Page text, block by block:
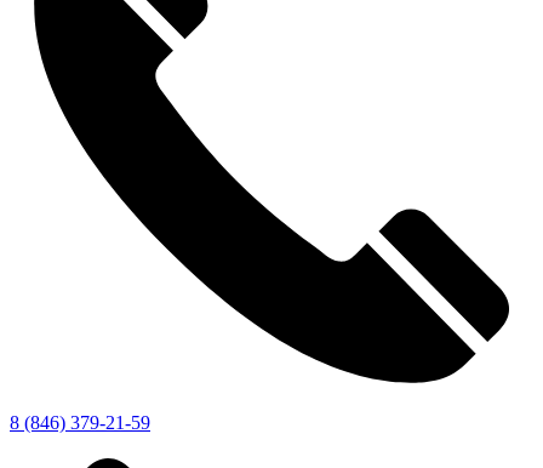
8 (846) 379-21-59